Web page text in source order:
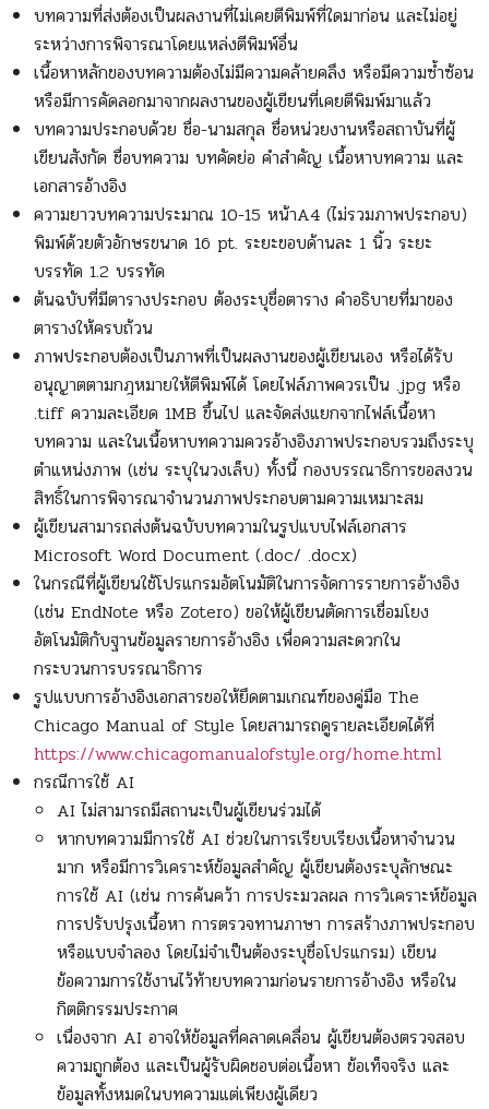
บทความที่ส่งต้องเป็นผลงานที่ไม่เคยตีพิมพ์ที่ใดมาก่อน และไม่อยู่
ระหว่างการพิจารณาโดยแหล่งตีพิมพ์อื่น
เนื้อหาหลักของบทความต้องไม่มีความคล้ายคลึง หรือมีความซ้ำซ้อน
หรือมีการคัดลอกมาจากผลงานของผู้เขียนที่เคยตีพิมพ์มาแล้ว
บทความประกอบด้วย ชื่อ-นามสกุล ชื่อหน่วยงานหรือสถาบันที่ผู้
เขียนสังกัด ชื่อบทความ บทคัดย่อ คำสำคัญ เนื้อหาบทความ และ
เอกสารอ้างอิง
ความยาวบทความประมาณ 10-15 หน้าA4 (ไม่รวมภาพประกอบ)
พิมพ์ด้วยตัวอักษรขนาด 16 pt. ระยะขอบด้านละ 1 นิ้ว ระยะ
บรรทัด 1.2 บรรทัด
ต้นฉบับที่มีตารางประกอบ ต้องระบุชื่อตาราง คำอธิบายที่มาของ
ตารางให้ครบถ้วน
ภาพประกอบต้องเป็นภาพที่เป็นผลงานของผู้เขียนเอง หรือได้รับ
อนุญาตตามกฎหมายให้ตีพิมพ์ได้ โดยไฟล์ภาพควรเป็น .jpg หรือ
.tiff ความละเอียด 1MB ขึ้นไป และจัดส่งแยกจากไฟล์เนื้อหา
บทความ และในเนื้อหาบทความควรอ้างอิงภาพประกอบรวมถึงระบุ
ตำแหน่งภาพ (เช่น ระบุในวงเล็บ) ทั้งนี้ กองบรรณาธิการขอสงวน
สิทธิ์ในการพิจารณาจำนวนภาพประกอบตามความเหมาะสม
ผู้เขียนสามารถส่งต้นฉบับบทความในรูปแบบไฟล์เอกสาร
Microsoft Word Document (.doc/ .docx)
ในกรณีที่ผู้เขียนใช้โปรแกรมอัตโนมัติในการจัดการรายการอ้างอิง
(เช่น EndNote หรือ Zotero) ขอให้ผู้เขียนตัดการเชื่อมโยง
อัตโนมัติกับฐานข้อมูลรายการอ้างอิง เพื่อความสะดวกใน
กระบวนการบรรณาธิการ
รูปแบบการอ้างอิงเอกสารขอให้ยึดตามเกณฑ์ของคู่มือ The
Chicago Manual of Style โดยสามารถดูรายละเอียดได้ที่
https://www.chicagomanualofstyle.org/home.html
กรณีการใช้ AI
AI ไม่สามารถมีสถานะเป็นผู้เขียนร่วมได้
หากบทความมีการใช้ AI ช่วยในการเรียบเรียงเนื้อหาจำนวน
มาก หรือมีการวิเคราะห์ข้อมูลสำคัญ ผู้เขียนต้องระบุลักษณะ
การใช้ AI (เช่น การค้นคว้า การประมวลผล การวิเคราะห์ข้อมูล
การปรับปรุงเนื้อหา การตรวจทานภาษา การสร้างภาพประกอบ
หรือแบบจำลอง โดยไม่จำเป็นต้องระบุชื่อโปรแกรม) เขียน
ข้อความการใช้งานไว้ท้ายบทความก่อนรายการอ้างอิง หรือใน
กิตติกรรมประกาศ
เนื่องจาก AI อาจให้ข้อมูลที่คลาดเคลื่อน ผู้เขียนต้องตรวจสอบ
ความถูกต้อง และเป็นผู้รับผิดชอบต่อเนื้อหา ข้อเท็จจริง และ
ข้อมูลทั้งหมดในบทความแต่เพียงผู้เดียว